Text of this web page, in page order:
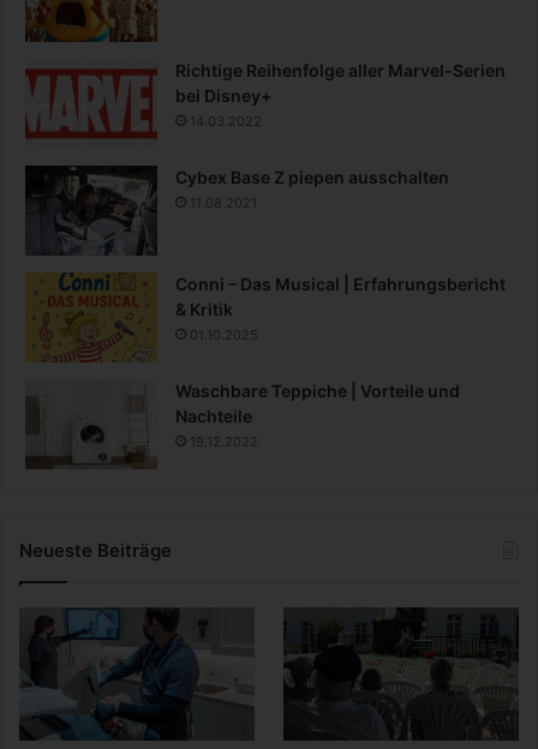
Richtige Reihenfolge aller Marvel-Serien
bei Disney+
14.03.2022
Cybex Base Z piepen ausschalten
11.08.2021
Conni – Das Musical | Erfahrungsbericht
& Kritik
01.10.2025
Waschbare Teppiche | Vorteile und
Nachteile
19.12.2022
Neueste Beiträge